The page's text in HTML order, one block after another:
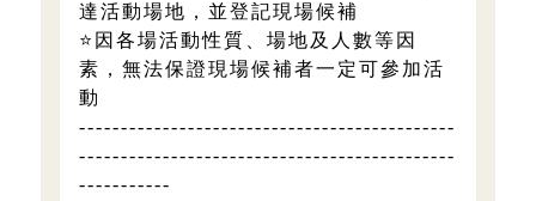
達活動場地，並登記現場候補
⭐因各場活動性質、場地及人數等因
素，無法保證現場候補者一定可參加活
動
---------------------------------------------
---------------------------------------------
-----------